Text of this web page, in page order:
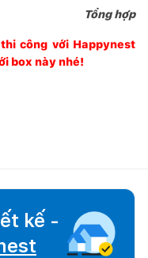
Tổng hợp
công với Happynest
box này nhé!
kế -